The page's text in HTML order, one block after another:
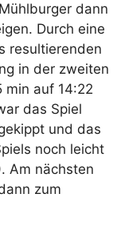
dann
Durch eine
resultierenden
in der zweiten
min auf 14:22
das Spiel
und das
noch leicht
Am nächsten
zum